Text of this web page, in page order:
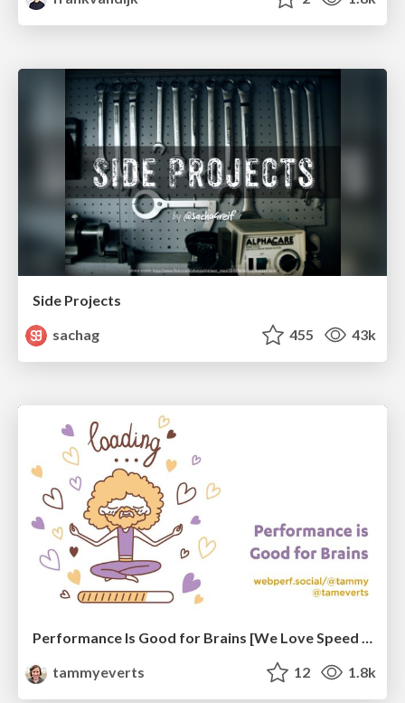
Side Projects
sachag
455 43k
Performance Is Good for Brains [We Love Speed 2024]
tammyeverts
12 1.8k